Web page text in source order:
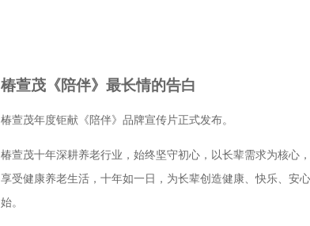
椿萱茂《陪伴》最长情的告白
椿萱茂年度钜献《陪伴》品牌宣传片正式发布。
椿萱茂十年深耕养老行业，始终坚守初心，以长辈需求为核心
享受健康养老生活，十年如一日，为长辈创造健康、快乐、安
始。